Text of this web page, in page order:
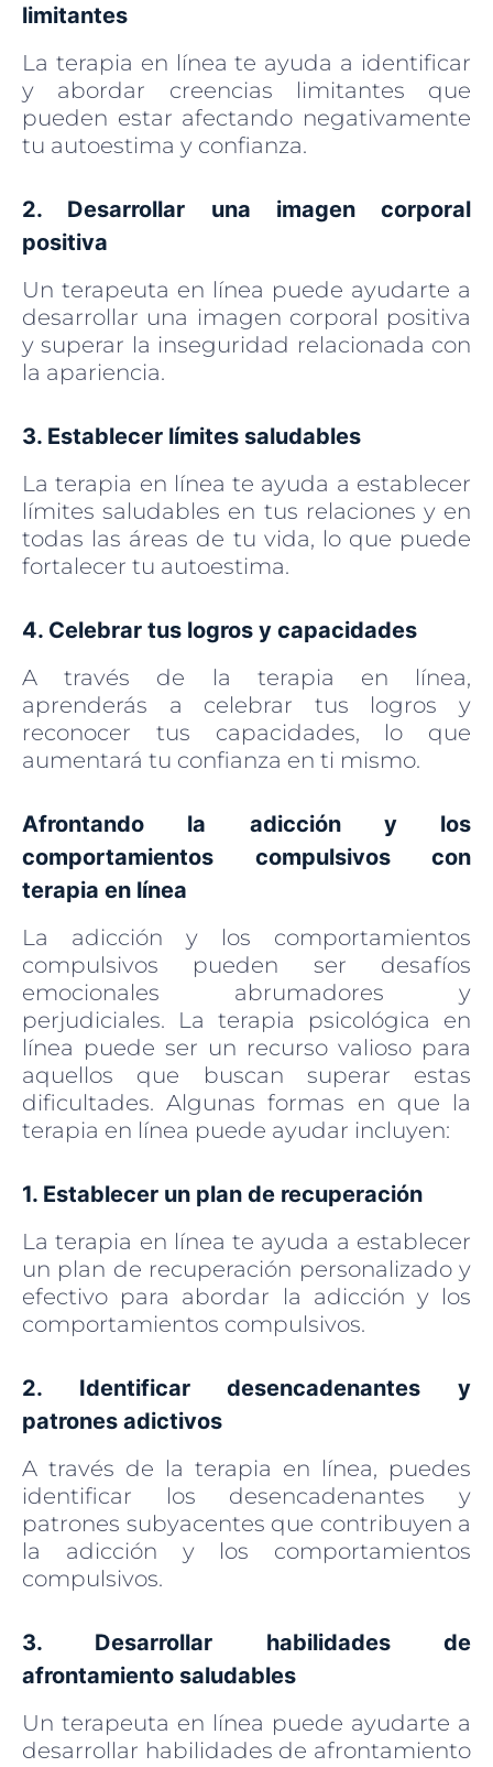
limitantes
La terapia en línea te ayuda a identificar
y abordar creencias limitantes que
pueden estar afectando negativamente
tu autoestima y confianza.
2. Desarrollar una imagen corporal
positiva
Un terapeuta en línea puede ayudarte a
desarrollar una imagen corporal positiva
y superar la inseguridad relacionada con
la apariencia.
3. Establecer límites saludables
La terapia en línea te ayuda a establecer
límites saludables en tus relaciones y en
todas las áreas de tu vida, lo que puede
fortalecer tu autoestima.
4. Celebrar tus logros y capacidades
A través de la terapia en línea,
aprenderás a celebrar tus logros y
reconocer tus capacidades, lo que
aumentará tu confianza en ti mismo.
Afrontando la adicción y los
comportamientos compulsivos con
terapia en línea
La adicción y los comportamientos
compulsivos pueden ser desafíos
emocionales abrumadores y
perjudiciales. La terapia psicológica en
línea puede ser un recurso valioso para
aquellos que buscan superar estas
dificultades. Algunas formas en que la
terapia en línea puede ayudar incluyen:
1. Establecer un plan de recuperación
La terapia en línea te ayuda a establecer
un plan de recuperación personalizado y
efectivo para abordar la adicción y los
comportamientos compulsivos.
2. Identificar desencadenantes y
patrones adictivos
A través de la terapia en línea, puedes
identificar los desencadenantes y
patrones subyacentes que contribuyen a
la adicción y los comportamientos
compulsivos.
3. Desarrollar habilidades de
afrontamiento saludables
Un terapeuta en línea puede ayudarte a
desarrollar habilidades de afrontamiento